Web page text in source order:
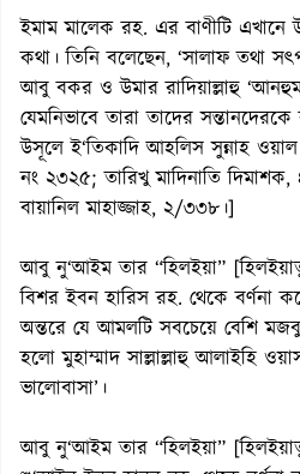
ইমাম মালেক রহ. এর বাণীটি এখানে
কথা। তিনি বলেছেন, ‘সালাফ তথা
আবু বকর ও উমার রাদিয়াল্লাহু
যেমনিভাবে তারা তাদের
উসূলে ই‘তিকাদি আহলিস সুন্নাহ
নং ২৩২৫; তারিখু মাদিনাতি
বায়ানিল মাহাজ্জাহ, ২/৩৩৮।]
আবু নু‘আইম তার “হিলইয়া”
বিশর ইবন হারিস রহ. থেকে বর্ণনা
অন্তরে যে আমলটি সবচেয়ে বেশি
হলো মুহাম্মাদ সাল্লাল্লাহু আলাইহি
ভালোবাসা’।
আবু নু‘আইম তার “হিলইয়া”